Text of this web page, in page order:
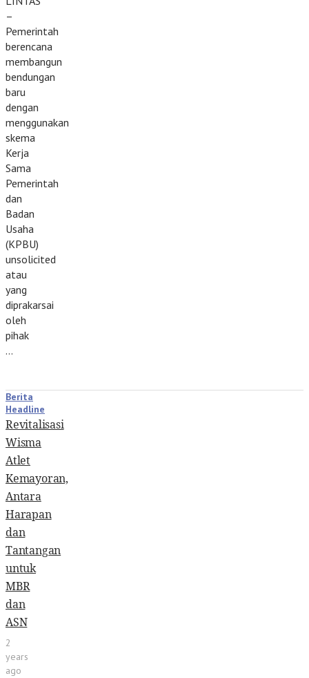
–
Pemerintah
berencana
membangun
bendungan
baru
dengan
menggunakan
skema
Kerja
Sama
Pemerintah
dan
Badan
Usaha
(KPBU)
unsolicited
atau
yang
diprakarsai
oleh
pihak
…
Berita
Headline
Revitalisasi
Wisma
Atlet
Kemayoran,
Antara
Harapan
dan
Tantangan
untuk
MBR
dan
ASN
2
years
ago